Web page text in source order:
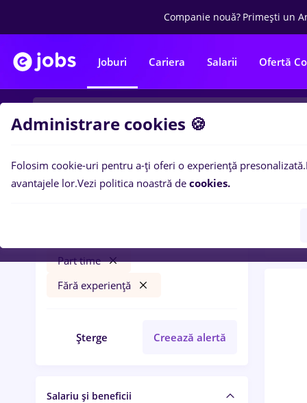
Companie nouă? Primești un
Joburi Cariera Salarii Ofertă
Filtre
Part time
Fără experiență
Șterge Creează alertă
Salariu și beneficii
0
Administrare cookies 🍪
Folosim cookie-uri pentru a-ți oferi o experiență presonalizată.
avantajele lor.Vezi politica noastră de cookies.